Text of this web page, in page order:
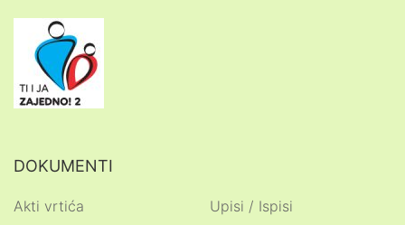
DOKUMENTI
Akti vrtića Upisi / Ispisi